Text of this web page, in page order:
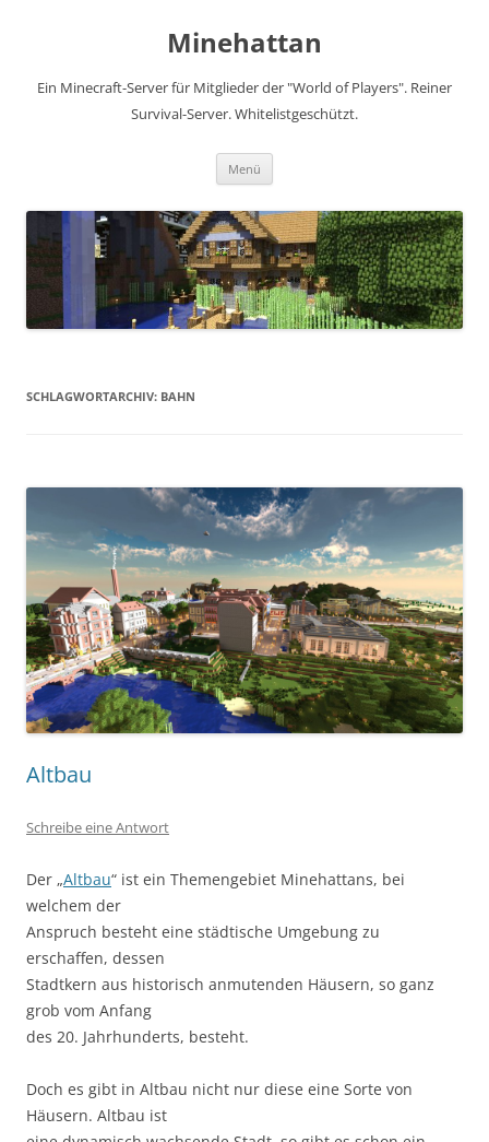
Minehattan
Ein Minecraft-Server für Mitglieder der "World of Players". Reiner
Survival-Server. Whitelistgeschützt.
Menü
SCHLAGWORTARCHIV: BAHN
Altbau
Schreibe eine Antwort
Der „Altbau“ ist ein Themengebiet Minehattans, bei
welchem der
Anspruch besteht eine städtische Umgebung zu
erschaffen, dessen
Stadtkern aus historisch anmutenden Häusern, so ganz
grob vom Anfang
des 20. Jahrhunderts, besteht.
Doch es gibt in Altbau nicht nur diese eine Sorte von
Häusern. Altbau ist